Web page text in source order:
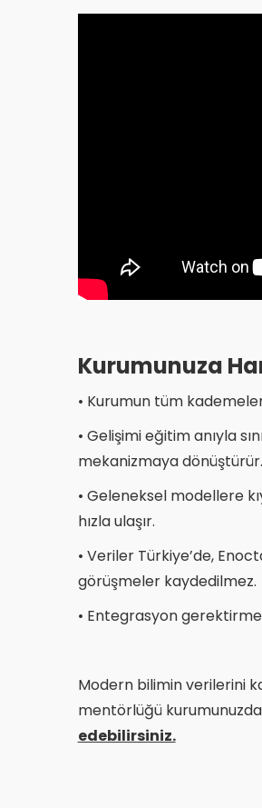
Kurumunuza
• Kurumun tüm
• Gelişimi eğitim anıyla
mekanizmaya dönüştürür.​
• Geleneksel modellere
hızla ulaşır.​
• Veriler Türkiye’de,
görüşmeler kaydedilmez.​
• Entegrasyon
Modern bilimin verilerini
mentörlüğü
edebilirsiniz.